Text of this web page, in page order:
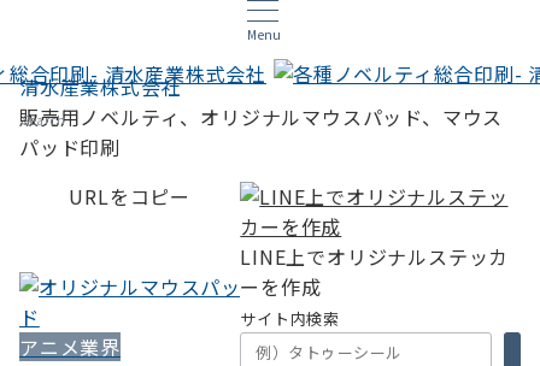
Menu
Search
清水産業株式会社
販売用ノベルティ、オリジナルマウスパッド、マウス
パッド印刷
URLをコピー
アニメ業界
LINE上でオリジナルステッカ
ーを作成
サイト内検索